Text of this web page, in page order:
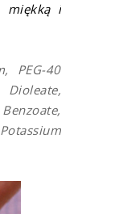
miękką i
PEG-40